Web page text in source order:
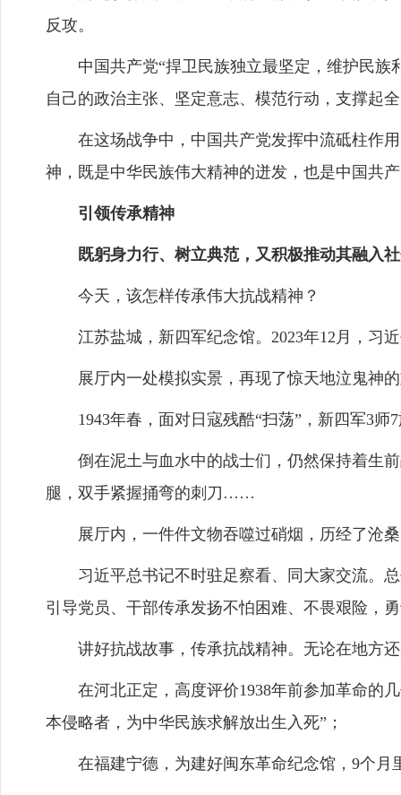
反攻。
中国共产党“捍卫民族独立最坚定，维护民族
自己的政治主张、坚定意志、模范行动，支撑起
在这场战争中，中国共产党发挥中流砥柱作用
神，既是中华民族伟大精神的迸发，也是中国共
引领传承精神
既躬身力行、树立典范，又积极推动其融入社
今天，该怎样传承伟大抗战精神？
江苏盐城，新四军纪念馆。2023年12月，习
展厅内一处模拟实景，再现了惊天地泣鬼神的
1943年春，面对日寇残酷“扫荡”，新四军3师7
倒在泥土与血水中的战士们，仍然保持着生前
腿，双手紧握捅弯的刺刀……
展厅内，一件件文物吞噬过硝烟，历经了沧桑
习近平总书记不时驻足察看、同大家交流。总
引导党员、干部传承发扬不怕困难、不畏艰险，
讲好抗战故事，传承抗战精神。无论在地方还
在河北正定，高度评价1938年前参加革命的
本侵略者，为中华民族求解放出生入死”；
在福建宁德，为建好闽东革命纪念馆，9个月